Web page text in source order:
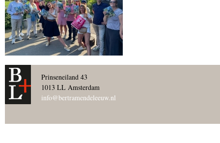
Prinseneiland 43
1013 LL Amsterdam
info@bertramendeleeuw.nl